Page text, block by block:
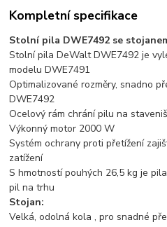
Kompletní specifikace
Stolní pila DWE7492 se
Stolní pila DeWalt DWE7492 je
modelu DWE7491
Optimalizované rozměry, snadno
DWE7492
Ocelový rám chrání pilu na
Výkonný motor 2000 W
Systém ochrany proti přetížení
zatížení
S hmotností pouhých 26,5 kg je
pil na trhu
Stojan:
Velká, odolná kola , pro snadné